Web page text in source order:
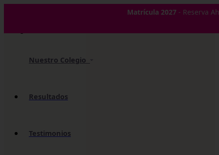
Matrícula 2027- Reserva
Nuestro Colegio
Resultados
Testimonios
✕